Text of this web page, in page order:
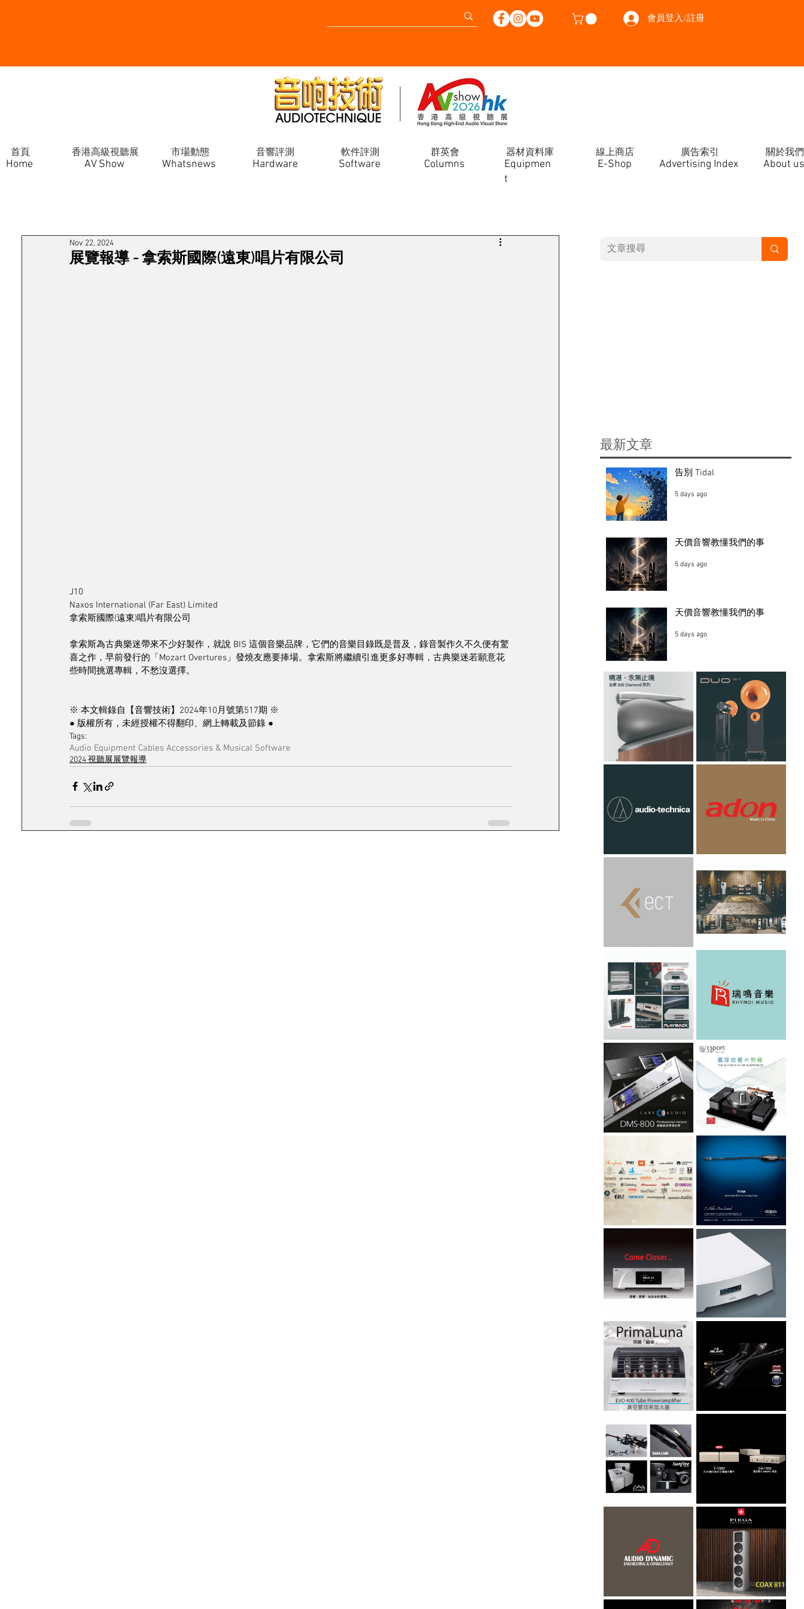
會員登入/註冊
Home
首頁 香港高級視聽展 市場動態 音響評測 軟件評測 群英會 器材資料庫 線上商店 廣告索引 關於我們
AV Show Whatsnews Hardware Software
Equipmen
t
E-Shop
Columns About us
Advertising Index
展覽報導 - 拿索斯國際(遠東)唱片有限公司
Nov 22, 2024
J10
Naxos International (Far East) Limited
拿索斯國際(遠東)唱片有限公司
拿索斯為古典樂迷帶來不少好製作，就說 BIS 這個音樂品牌，它們的音樂目錄既是普及，錄音製作久不久便有驚
喜之作，早前發行的「Mozart Overtures」發燒友應要捧場。拿索斯將繼續引進更多好專輯，古典樂迷若願意花
些時間挑選專輯，不愁沒選擇。
※ 本文輯錄自【音響技術】2024年10月號第517期 ※
● 版權所有，未經授權不得翻印、網上轉載及節錄 ●
Tags:
Audio Equipment Cables Accessories & Musical Software
2024 視聽展展覽報導
​最新文章
告別 Tidal
5 days ago
天價音響教懂我們的事
5 days ago
天價音響教懂我們的事
5 days ago